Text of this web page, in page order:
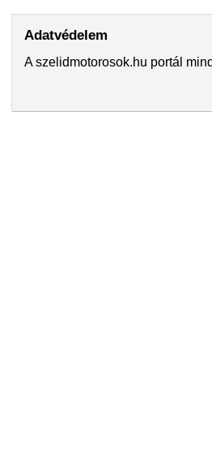
Adatvédelem
A szelidmotorosok.hu portál